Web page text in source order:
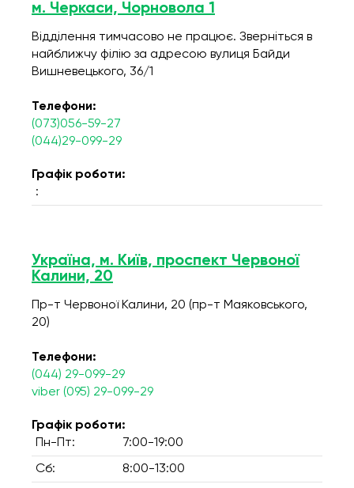
м. Черкаси, Чорновола 1
Відділення тимчасово не працює. Зверніться в
найближчу філію за адресою вулиця Байди
Вишневецького, 36/1
Телефони:
(073)056-59-27
(044)29-099-29
Графік роботи:
:
Україна, м. Київ, проспект Червоної
Калини, 20
Пр-т Червоної Калини, 20 (пр-т Маяковського,
20)
Телефони:
(044) 29-099-29
viber (095) 29-099-29
Графік роботи:
Пн-Пт:
7:00-19:00
Сб: 8:00-13:00